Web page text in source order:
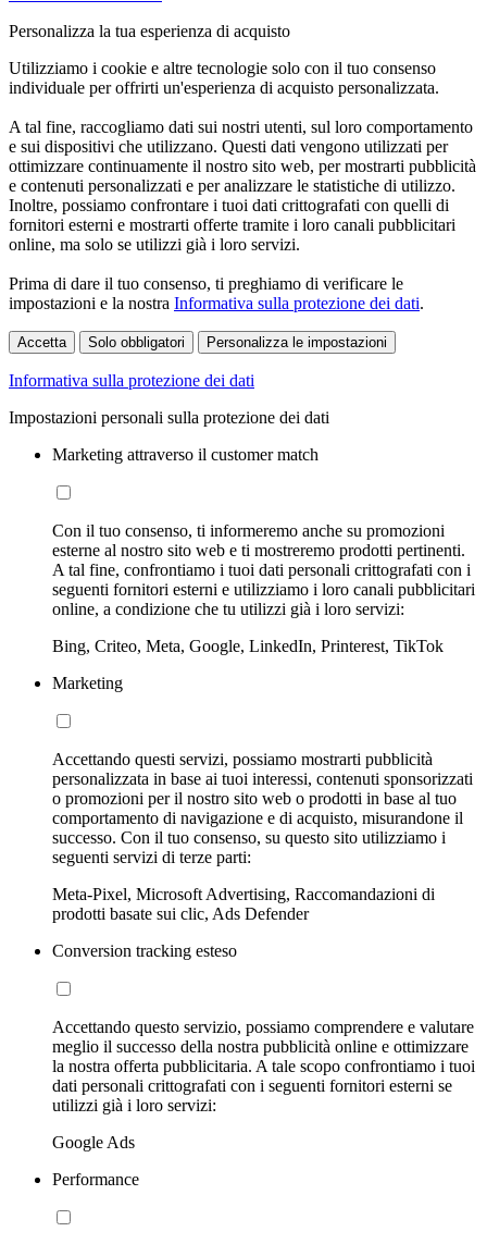
Personalizza la tua esperienza di acquisto
Utilizziamo i cookie e altre tecnologie solo con il tuo consenso
individuale per offrirti un'esperienza di acquisto personalizzata.
A tal fine, raccogliamo dati sui nostri utenti, sul loro comportamento
e sui dispositivi che utilizzano. Questi dati vengono utilizzati per
ottimizzare continuamente il nostro sito web, per mostrarti pubblicità
e contenuti personalizzati e per analizzare le statistiche di utilizzo.
Inoltre, possiamo confrontare i tuoi dati crittografati con quelli di
fornitori esterni e mostrarti offerte tramite i loro canali pubblicitari
online, ma solo se utilizzi già i loro servizi.
Prima di dare il tuo consenso, ti preghiamo di verificare le
impostazioni e la nostra Informativa sulla protezione dei dati.
Accetta Solo obbligatori Personalizza le impostazioni
Informativa sulla protezione dei dati
Impostazioni personali sulla protezione dei dati
Marketing attraverso il customer match
Con il tuo consenso, ti informeremo anche su promozioni
esterne al nostro sito web e ti mostreremo prodotti pertinenti.
A tal fine, confrontiamo i tuoi dati personali crittografati con i
seguenti fornitori esterni e utilizziamo i loro canali pubblicitari
online, a condizione che tu utilizzi già i loro servizi:
Bing, Criteo, Meta, Google, LinkedIn, Printerest, TikTok
Marketing
Accettando questi servizi, possiamo mostrarti pubblicità
personalizzata in base ai tuoi interessi, contenuti sponsorizzati
o promozioni per il nostro sito web o prodotti in base al tuo
comportamento di navigazione e di acquisto, misurandone il
successo. Con il tuo consenso, su questo sito utilizziamo i
seguenti servizi di terze parti:
Meta-Pixel, Microsoft Advertising, Raccomandazioni di
prodotti basate sui clic, Ads Defender
Conversion tracking esteso
Accettando questo servizio, possiamo comprendere e valutare
meglio il successo della nostra pubblicità online e ottimizzare
la nostra offerta pubblicitaria. A tale scopo confrontiamo i tuoi
dati personali crittografati con i seguenti fornitori esterni se
utilizzi già i loro servizi:
Google Ads
Performance